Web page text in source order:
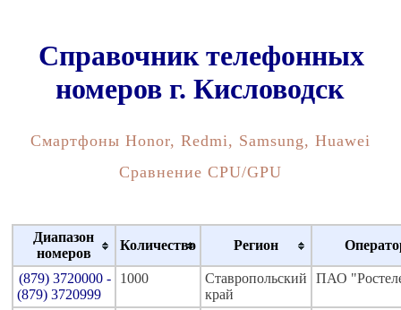
Справочник телефонных
номеров г. Кисловодск
Смартфоны Honor, Redmi, Samsung, Huawei
Сравнение CPU/GPU
Диапазон
номеров
Количество Регион
(879) 3720000 -
(879) 3720999
1000
Ставропольский
край
ПАО